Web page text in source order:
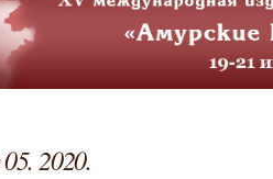
2020.